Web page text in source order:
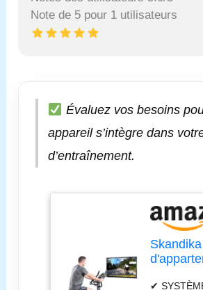
Note de 5 pour 1 utilisateurs
Évaluez vos besoins
appareil s’intègre dans
d’entraînement.
✔